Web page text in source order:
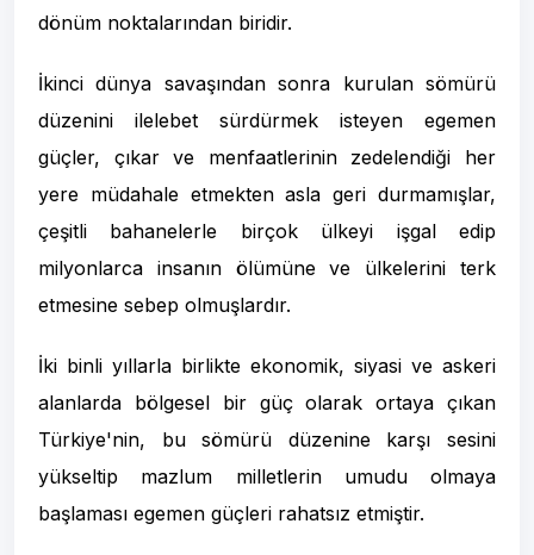
dönüm noktalarından biridir.
İkinci dünya savaşından sonra kurulan sömürü
düzenini ilelebet sürdürmek isteyen egemen
güçler, çıkar ve menfaatlerinin zedelendiği her
yere müdahale etmekten asla geri durmamışlar,
çeşitli bahanelerle birçok ülkeyi işgal edip
milyonlarca insanın ölümüne ve ülkelerini terk
etmesine sebep olmuşlardır.
İki binli yıllarla birlikte ekonomik, siyasi ve askeri
alanlarda bölgesel bir güç olarak ortaya çıkan
Türkiye'nin, bu sömürü düzenine karşı sesini
yükseltip mazlum milletlerin umudu olmaya
başlaması egemen güçleri rahatsız etmiştir.